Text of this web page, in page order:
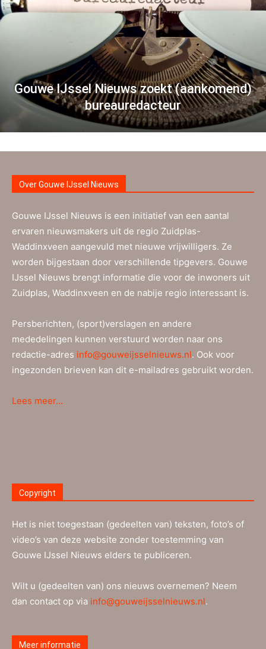
Gouwe IJssel Nieuws zoekt (aankomend)
bureauredacteur
Over Gouwe IJssel Nieuws
Gouwe IJssel Nieuws is een initiatief van een aantal
ervaren nieuwsmakers uit de regio Zuidplas-
Waddinxveen aangevuld met nieuwe vrijwilligers. Ze
worden bijgestaan door verschillende tipgevers. Gouwe
IJssel Nieuws brengt informatie die voor de inwoners uit
Zuidplas, Waddinxveen en de nabije regio interessant is.
Persberichten, (sport)verslagen en andere
mededelingen kunnen verstuurd worden naar ons
redactie-adres info@gouweijsselnieuws.nl. Ook voor
ingezonden brieven kan dit e-mailadres gebruikt worden.
Lees meer…
Copyright
Het is niet toegestaan (gedeelten van) teksten, foto’s of
video’s van deze website zonder toestemming van
Gouwe IJssel Nieuws elders te publiceren.
Wilt u (gedeelten van) ons nieuws overnemen? Neem
dan contact op via info@gouweijsselnieuws.nl.
Meer informatie